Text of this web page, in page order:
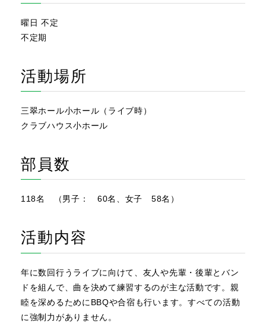
曜日 不定
不定期
活動場所
三翠ホール小ホール（ライブ時）
クラブハウス小ホール
部員数
118名 （男子： 60名、女子 58名）
活動内容
年に数回行うライブに向けて、友人や先輩・後輩とバン
ドを組んで、曲を決めて練習するのが主な活動です。親
睦を深めるためにBBQや合宿も行います。すべての活動
に強制力がありません。